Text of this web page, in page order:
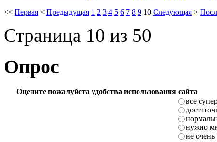
<< Первая < Предыдущая 1 2 3 4 5 6 7 8 9 10 Следующая >
Страница 10 из 50
Опрос
Оцените пожалуйста удобства использования сайта
все супер
нужно
не очень